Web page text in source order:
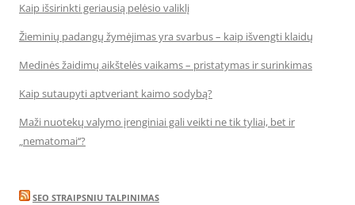
Kaip išsirinkti geriausią pelėsio valiklį
Žieminių padangų žymėjimas yra svarbus – kaip išvengti klaidų
Medinės žaidimų aikštelės vaikams – pristatymas ir surinkimas
Kaip sutaupyti aptveriant kaimo sodybą?
Maži nuotekų valymo įrenginiai gali veikti ne tik tyliai, bet ir
„nematomai‘‘?
SEO STRAIPSNIU TALPINIMAS